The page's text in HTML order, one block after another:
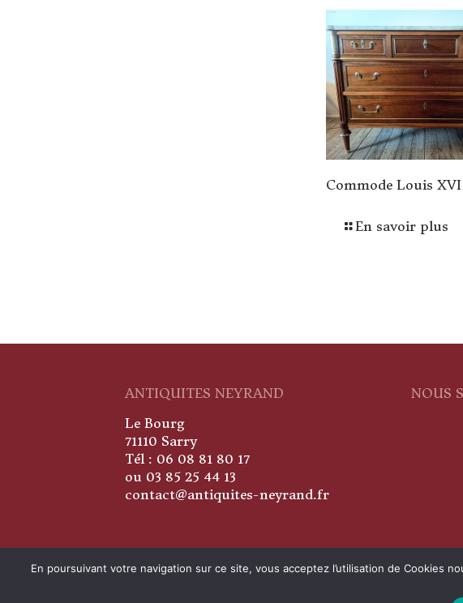
Commode Louis XVI
En savoir plus
ANTIQUITES NEYRAND
Le Bourg
71110 Sarry
Tél : 06 08 81 80 17
ou 03 85 25 44 13
contact@antiquites-neyrand.fr
NOUS
En poursuivant votre navigation sur ce site, vous acceptez l’utilisation de Cookies